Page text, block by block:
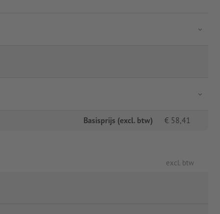
Basisprijs (excl. btw) € 58,41
excl. btw